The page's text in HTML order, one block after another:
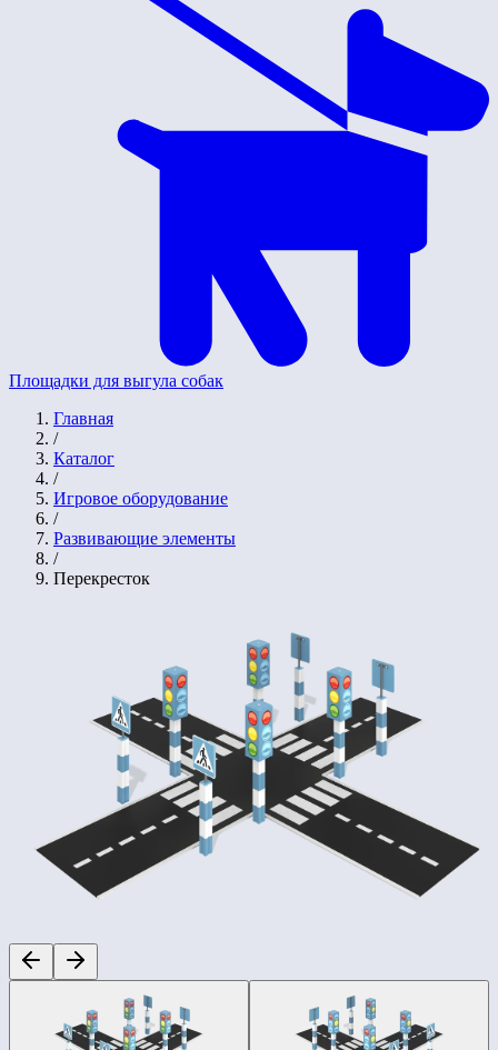
Площадки для выгула собак
Главная
/
Каталог
/
Игровое оборудование
/
Развивающие элементы
/
Перекресток